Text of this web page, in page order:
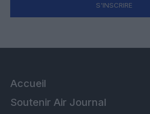
S'INSCRIRE
Accueil
Soutenir Air Journal